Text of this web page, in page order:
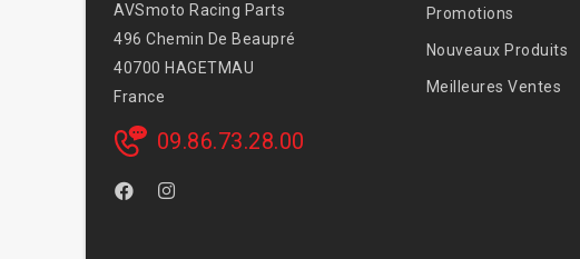
AVSmoto Racing Parts
496 Chemin De Beaupré
40700 HAGETMAU
France
09.86.73.28.00
Promotions
Nouveaux Produits
Meilleures Ventes